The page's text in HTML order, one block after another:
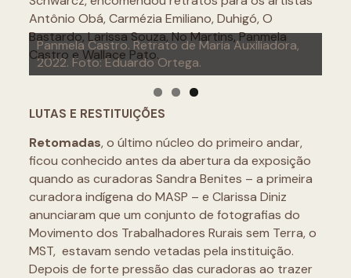
Antônio Obá, Carmézia Emiliano, Duhigó, O
Bastardo, Larissa Souza, No Martins, Panmela
Castro e Wallace Pato.
Pegge. Dead Man Walking, 2021. Foto: Diogo
Barros.
Panmela Castro. Retrato de Maria Auxiliadora,
2022. Foto: Eduardo Ortega.
LUTAS E RESTITUIÇÕES
Retomadas, o último núcleo do primeiro andar,
ficou conhecido antes da abertura da exposição
quando as curadoras Sandra Benites – a primeira
curadora indígena do MASP – e Clarissa Diniz
anunciaram que um conjunto de fotografias do
Movimento dos Trabalhadores Rurais sem Terra, o
MST, estavam sendo vetadas pela instituição.
Depois de forte pressão das curadoras ao trazer